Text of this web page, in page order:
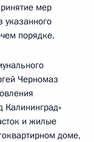
мер
порядке.
Черномаз
Калининград»
и жилые
доме,